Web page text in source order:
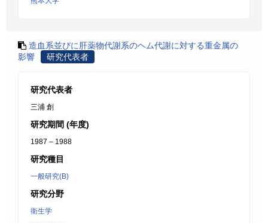
造血系並びに肝薬物代謝系のヘム代謝に対する重金属の
影響
研究代表者
研究代表者
三浦 創
研究期間 (年度)
1987 – 1988
研究種目
一般研究(B)
研究分野
衛生学